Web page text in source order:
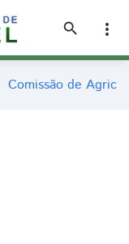
search
more_vert
Comissão de